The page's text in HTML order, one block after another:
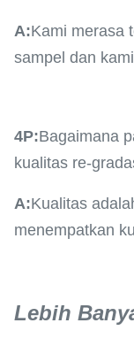
A:Kami merasa
sampel dan
4P:Bagaimana
kualitas re-
A:Kualitas
menempatkan
Lebih